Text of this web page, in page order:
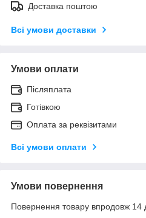
Доставка поштою
Всі умови доставки
Умови оплати
Післяплата
Готівкою
Оплата за реквізитами
Всі умови оплати
Умови повернення
Повернення товару впродовж 14